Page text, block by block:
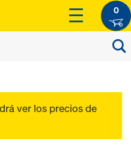
0
ver los precios de